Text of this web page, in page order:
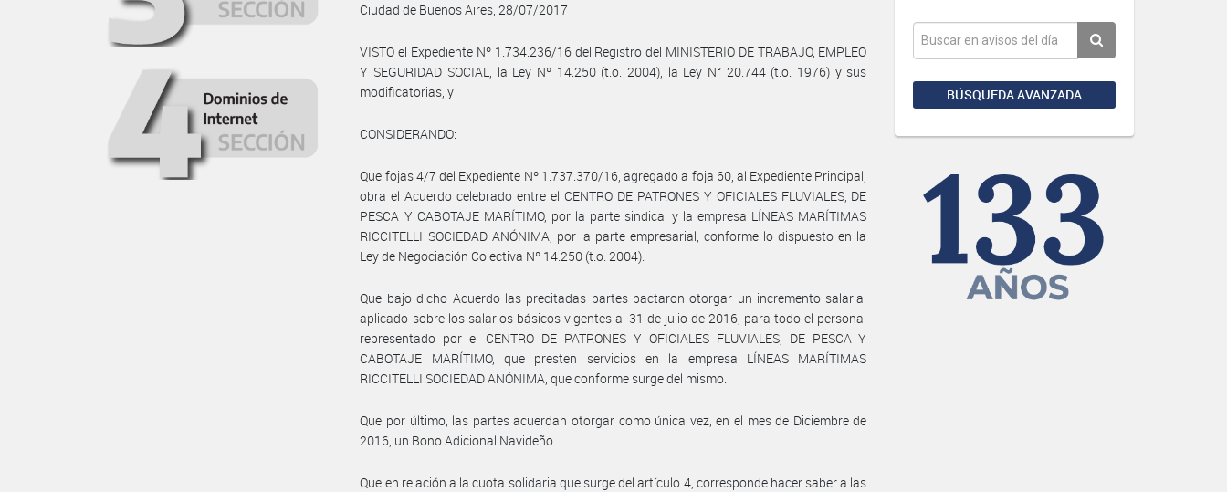
BÚSQUEDA AVANZADA
Ciudad de Buenos Aires, 28/07/2017
VISTO el Expediente Nº 1.734.236/16 del Registro del MINISTERIO DE TRABAJO, EMPLEO
Y SEGURIDAD SOCIAL, la Ley Nº 14.250 (t.o. 2004), la Ley N° 20.744 (t.o. 1976) y sus
modificatorias, y
CONSIDERANDO:
Que fojas 4/7 del Expediente Nº 1.737.370/16, agregado a foja 60, al Expediente Principal,
obra el Acuerdo celebrado entre el CENTRO DE PATRONES Y OFICIALES FLUVIALES, DE
PESCA Y CABOTAJE MARÍTIMO, por la parte sindical y la empresa LÍNEAS MARÍTIMAS
RICCITELLI SOCIEDAD ANÓNIMA, por la parte empresarial, conforme lo dispuesto en la
Ley de Negociación Colectiva Nº 14.250 (t.o. 2004).
Que bajo dicho Acuerdo las precitadas partes pactaron otorgar un incremento salarial
aplicado sobre los salarios básicos vigentes al 31 de julio de 2016, para todo el personal
representado por el CENTRO DE PATRONES Y OFICIALES FLUVIALES, DE PESCA Y
CABOTAJE MARÍTIMO, que presten servicios en la empresa LÍNEAS MARÍTIMAS
RICCITELLI SOCIEDAD ANÓNIMA, que conforme surge del mismo.
Que por último, las partes acuerdan otorgar como única vez, en el mes de Diciembre de
2016, un Bono Adicional Navideño.
Que en relación a la cuota solidaria que surge del artículo 4, corresponde hacer saber a las